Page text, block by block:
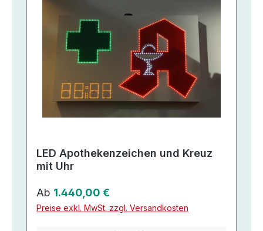
LED Apothekenzeichen und Kreuz
mit Uhr
Regulärer Preis:
Ab 1.440,00 €
Preise exkl. MwSt. zzgl. Versandkosten